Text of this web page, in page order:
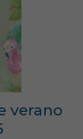
verano